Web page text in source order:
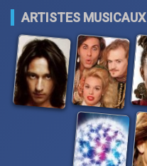
ARTISTES MUSICAUX